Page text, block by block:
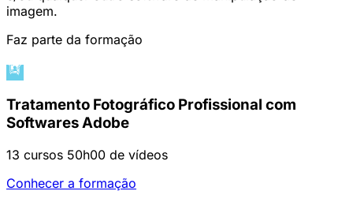
imagem.
Faz parte da formação
Tratamento Fotográfico Profissional com
Softwares Adobe
13 cursos 50h00 de vídeos
Conhecer a formação